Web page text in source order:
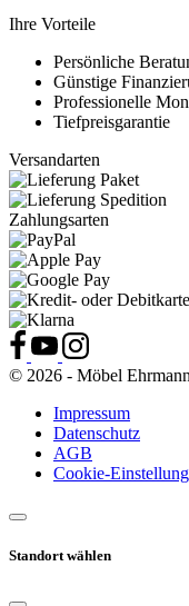
Ihre Vorteile
Persönliche
Günstige
Professionelle
Tiefpreisgarantie
Versandarten
Zahlungsarten
© 2026 - Möbel
Impressum
Datenschutz
AGB
Cookie-
Standort wählen